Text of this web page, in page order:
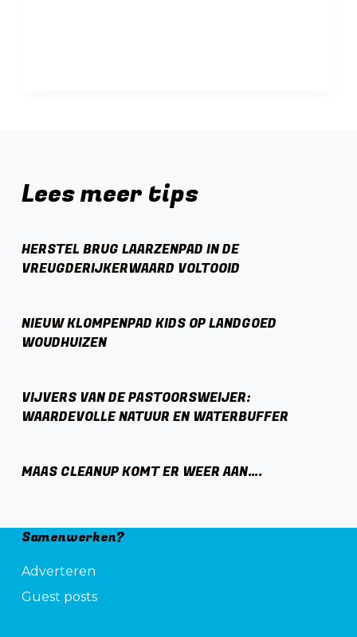
Lees meer tips
HERSTEL BRUG LAARZENPAD IN DE
VREUGDERIJKERWAARD VOLTOOID
NIEUW KLOMPENPAD KIDS OP LANDGOED
WOUDHUIZEN
VIJVERS VAN DE PASTOORSWEIJER:
WAARDEVOLLE NATUUR EN WATERBUFFER
MAAS CLEANUP KOMT ER WEER AAN….
Samenwerken?
Adverteren
Guest posts